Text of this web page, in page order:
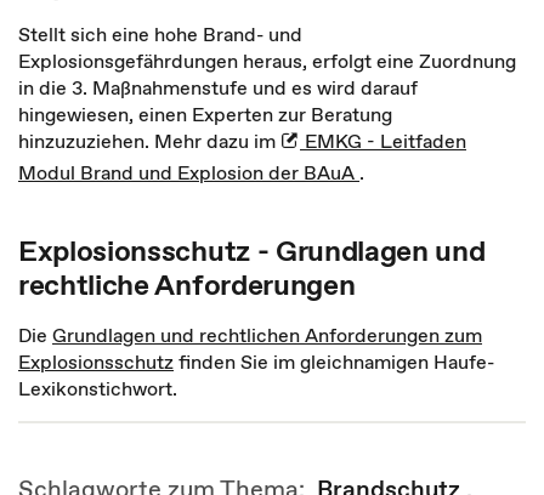
Stellt sich eine hohe Brand- und
Explosionsgefährdungen heraus, erfolgt eine Zuordnung
in die 3. Maßnahmenstufe und es wird darauf
hingewiesen, einen Experten zur Beratung
hinzuzuziehen. Mehr dazu im
EMKG - Leitfaden
Modul Brand und Explosion der BAuA .
Explosionsschutz - Grundlagen und
rechtliche Anforderungen
Die Grundlagen und rechtlichen Anforderungen zum
Explosionsschutzfinden Sie im gleichnamigen Haufe-
Lexikonstichwort.